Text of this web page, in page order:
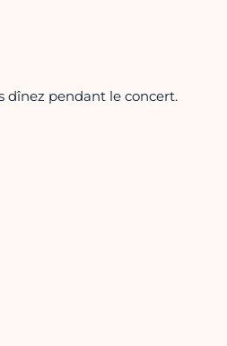
dînez pendant le concert.